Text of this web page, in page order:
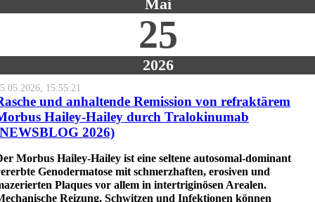
Mai
25
2026
15:55:21
und anhaltende Remission von refraktärem
Hailey-Hailey durch Tralokinumab
2026)
Morbus Hailey-Hailey ist eine seltene autosomal-dominant
Genodermatose mit schmerzhaften, erosiven und
Plaques vor allem in intertriginösen Arealen.
Reizung, Schwitzen und Infektionen können